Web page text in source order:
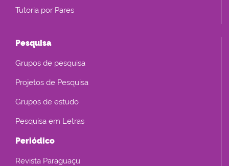
Tutoria por Pares
Pesquisa
Grupos de pesquisa
Projetos de Pesquisa
Grupos de estudo
Pesquisa em Letras
Periódico
Revista Paraguaçu